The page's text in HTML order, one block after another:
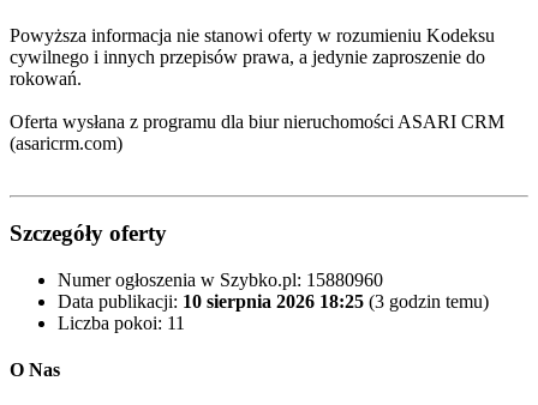
Powyższa informacja nie stanowi oferty w rozumieniu Kodeksu
cywilnego i innych przepisów prawa, a jedynie zaproszenie do
rokowań.
Oferta wysłana z programu dla biur nieruchomości ASARI CRM
(asaricrm.com)
Szczegóły oferty
Numer ogłoszenia w Szybko.pl: 15880960
Data publikacji: 10 sierpnia 2026 18:25 (3 godzin temu)
Liczba pokoi: 11
O Nas